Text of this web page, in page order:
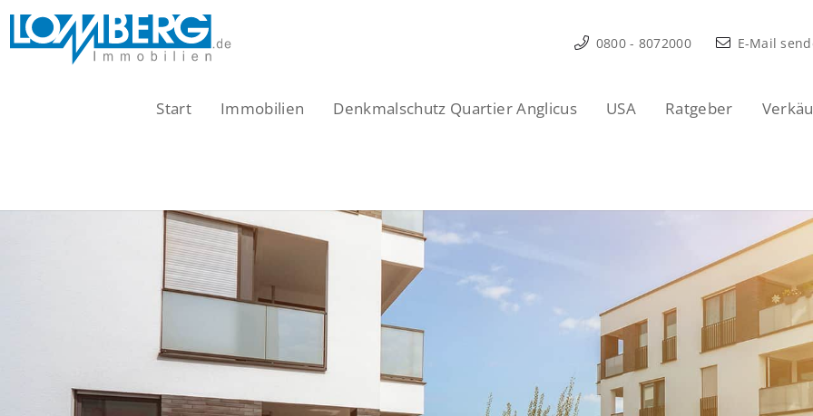
Zum
Inhalt
0800 - 8072000 E-Mail
Start Immobilien Denkmalschutz Quartier Anglicus USA Ratgeber